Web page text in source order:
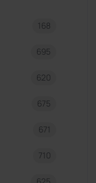
168
695
620
675
671
710